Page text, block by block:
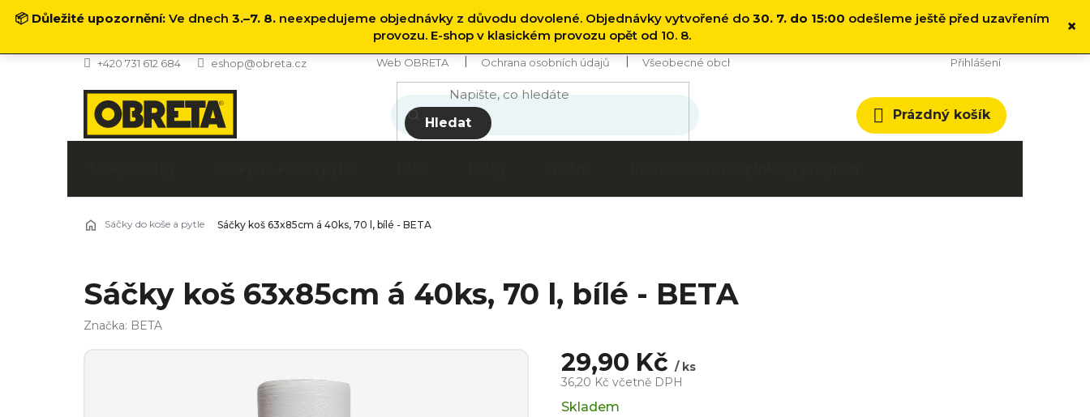
📦 Důležité upozornění: Ve dnech 3.–7. 8. neexpedujeme objednávky z důvodu dovolené. Objednávky vytvořené do 30. 7. do 15:00 odešleme ještě před uzavřením
provozu. E-shop v klasickém provozu opět od 10. 8.
×
Přejít
+420 731 612 684 eshop@obreta.cz Web OBRETA Ochrana osobních údajů Všeobecné obchodní podmínky Přihlášení
Hledat
Nákupní
košík
Prázdný košík
Sáčky do koše a pytle Sáčky koš 63x85cm á 40ks, 70 l, bílé - BETA
Sáčky koš 63x85cm á 40ks, 70 l, bílé - BETA
Značka: BETA
29,90 Kč / ks
36,20 Kč včetně DPH
Měrná
Skladem